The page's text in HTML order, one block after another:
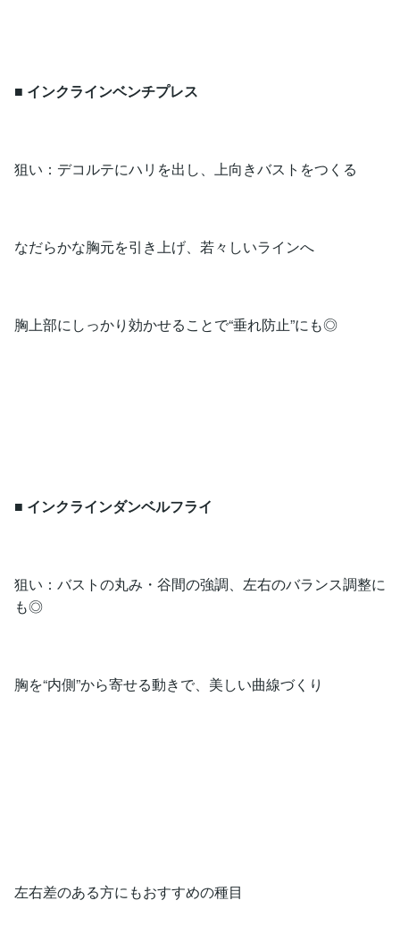
■ インクラインベンチプレス
狙い：デコルテにハリを出し、上向きバストをつくる
なだらかな胸元を引き上げ、若々しいラインへ
胸上部にしっかり効かせることで“垂れ防止”にも◎
■ インクラインダンベルフライ
狙い：バストの丸み・谷間の強調、左右のバランス調整に
も◎
胸を“内側”から寄せる動きで、美しい曲線づくり
左右差のある方にもおすすめの種目